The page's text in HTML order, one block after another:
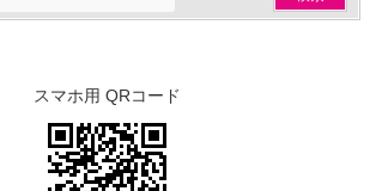
スマホ用 QRコード